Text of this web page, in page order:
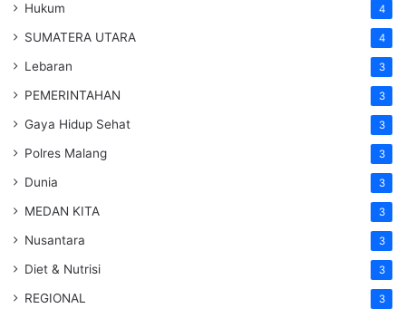
Hukum 4
SUMATERA UTARA 4
Lebaran 3
PEMERINTAHAN 3
Gaya Hidup Sehat 3
Polres Malang 3
Dunia 3
MEDAN KITA 3
Nusantara 3
Diet & Nutrisi 3
REGIONAL 3